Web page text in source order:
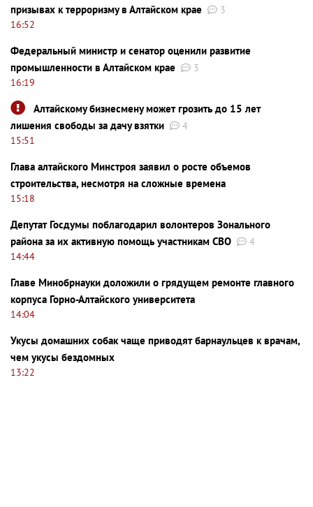
призывах к терроризму в Алтайском крае
3
16:52
Федеральный министр и сенатор оценили развитие
промышленности в Алтайском крае
3
16:19
Алтайскому бизнесмену может грозить до 15 лет
лишения свободы за дачу взятки
4
15:51
Глава алтайского Минстроя заявил о росте объемов
строительства, несмотря на сложные времена
15:18
Депутат Госдумы поблагодарил волонтеров Зонального
района за их активную помощь участникам СВО
4
14:44
Главе Минобрнауки доложили о грядущем ремонте главного
корпуса Горно-Алтайского университета
14:04
Укусы домашних собак чаще приводят барнаульцев к врачам,
чем укусы бездомных
13:22